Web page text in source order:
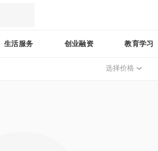
生活服务 创业融资 教育学习
选择价格